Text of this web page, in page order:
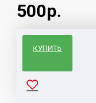
500р.
КУПИТЬ